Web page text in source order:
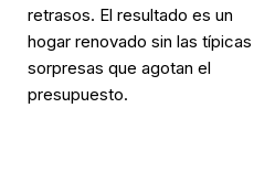
retrasos. El resultado es un
hogar renovado sin las típicas
sorpresas que agotan el
presupuesto.